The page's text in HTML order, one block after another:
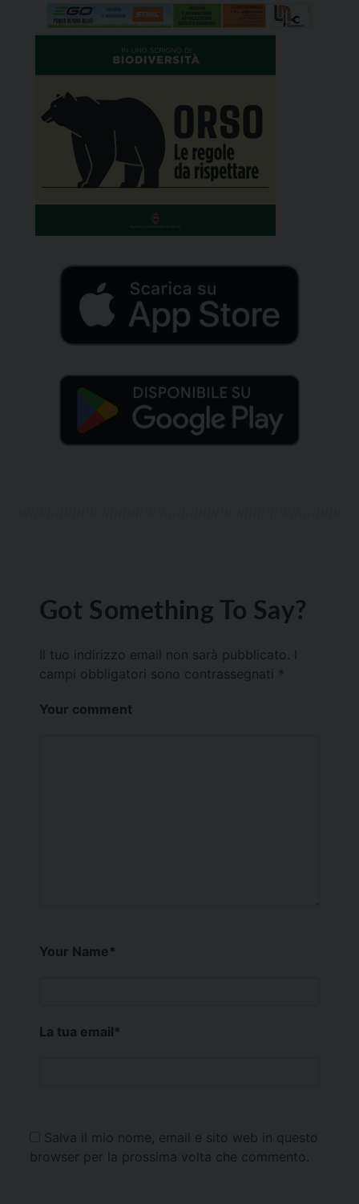
Got Something To Say?
Il tuo indirizzo email non sarà pubblicato.
campi obbligatori sono contrassegnati *
Your comment
Your Name*
La tua email*
Salva il mio nome, email e sito web in questo
browser per la prossima volta che commento.